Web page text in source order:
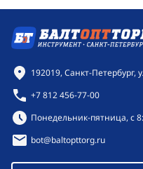
Контактная
192019, Санкт-Петербург,
+7 812 456-77-00
Режим работы:
Понедельник-пятница, с
bot@baltopttorg.ru